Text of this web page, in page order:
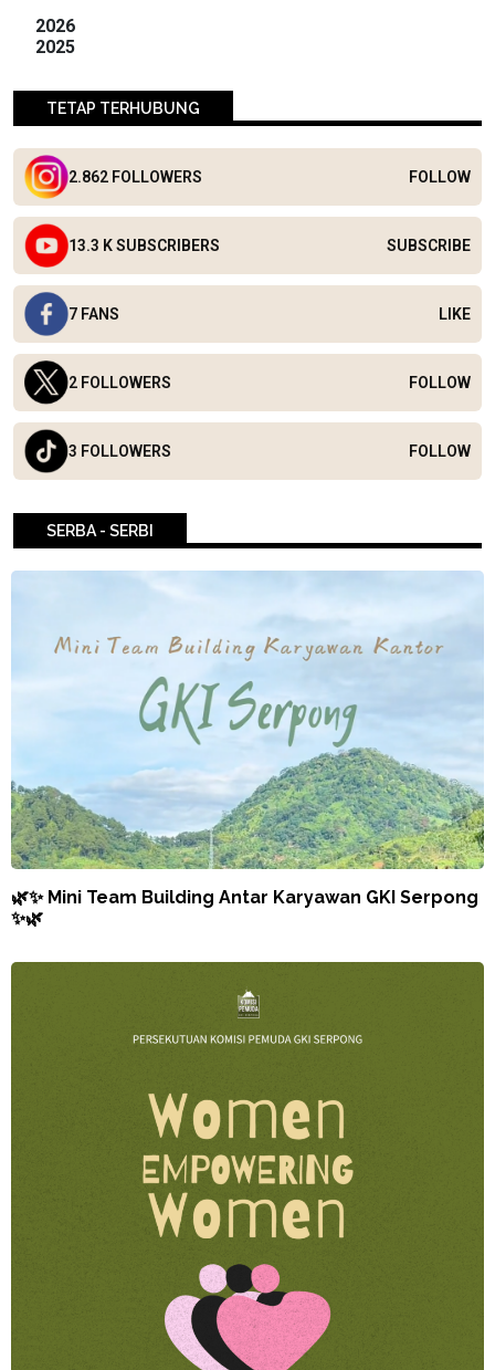
2026
2025
TETAP TERHUBUNG
2.862 FOLLOWERS FOLLOW
13.3 K SUBSCRIBERS SUBSCRIBE
7 FANS LIKE
2 FOLLOWERS FOLLOW
3 FOLLOWERS FOLLOW
SERBA - SERBI
🌿✨ Mini Team Building Antar Karyawan GKI Serpong
✨🌿